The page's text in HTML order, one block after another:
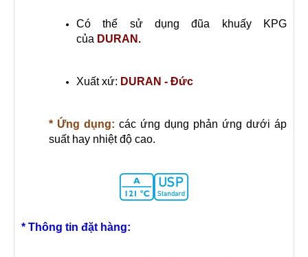
Có thể sử dụng đũa khuấy KPG
của DURAN.
Xuất xứ: DURAN - Đức
* Ứng dụng: các ứng dụng phản ứng dưới áp
suất hay nhiệt độ cao.
* Thông tin đặt hàng: